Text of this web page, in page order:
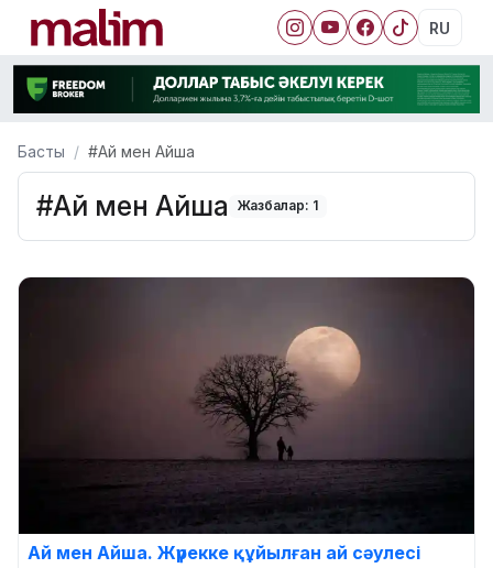
RU
Басты #Ай мен Айша
#Ай мен Айша Жазбалар: 1
Ай мен Айша. Жүрекке құйылған ай сәулесі